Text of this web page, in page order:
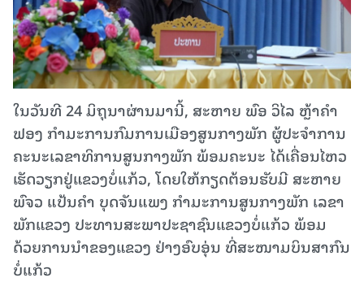
ໃນວັນທີ 24 ມິຖຸນາຜ່ານມານີ້, ສະຫາຍ ພົອ ວິໄລ ຫຼ້າຄໍາ
ຟອງ ກໍາມະການກົມການເມືອງສູນກາງພັກ ຜູ້ປະຈໍາການ
ຄະນະເລຂາທິການສູນກາງພັກ ພ້ອມຄະນະ ໄດ້ເຄື່ອນໄຫວ
ເຮັດວຽກຢູ່ແຂວງບໍ່ແກ້ວ, ໂດຍໃຫ້ກຽດຕ້ອນຮັບມີ ສະຫາຍ
ພົຈວ ແປ້ນຄຳ ບຸດຈັນແພງ ກຳມະການສູນກາງພັກ ເລຂາ
ພັກແຂວງ ປະທານສະພາປະຊາຊົນແຂວງບໍ່ແກ້ວ ພ້ອມ
ດ້ວຍການນຳຂອງແຂວງ ຢ່າງອົບອຸ່ນ ທີ່ສະໜາມບິນສາກົນ
ບໍ່ແກ້ວ